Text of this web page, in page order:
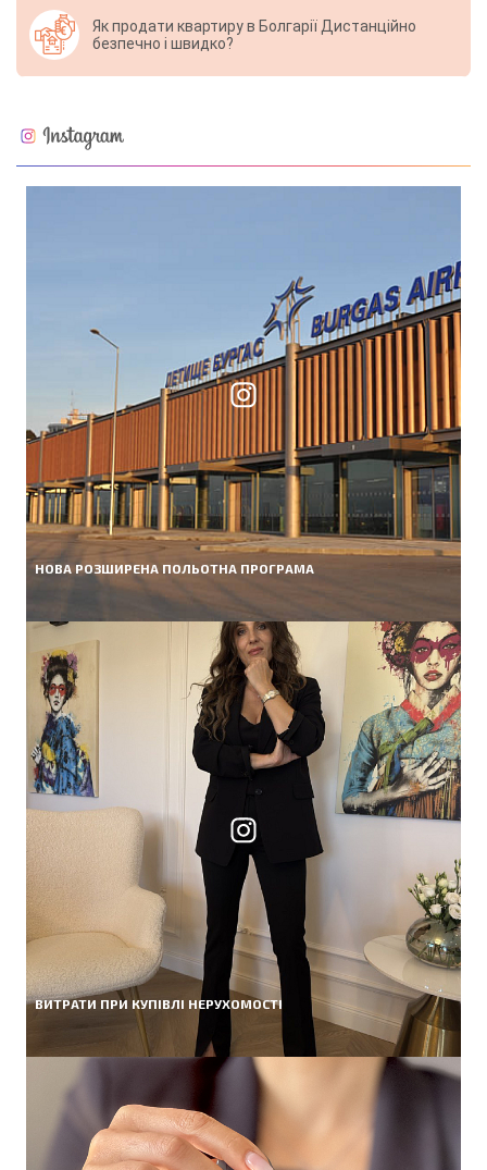
Як продати квартиру в Болгарії Дистанційно
безпечно і швидко?
НОВА РОЗШИРЕНА ПОЛЬОТНА ПРОГРАМА
ВИТРАТИ ПРИ КУПІВЛІ НЕРУХОМОСТІ